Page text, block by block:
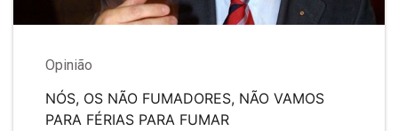
Opinião
NÓS, OS NÃO FUMADORES, NÃO VAMOS
PARA FÉRIAS PARA FUMAR